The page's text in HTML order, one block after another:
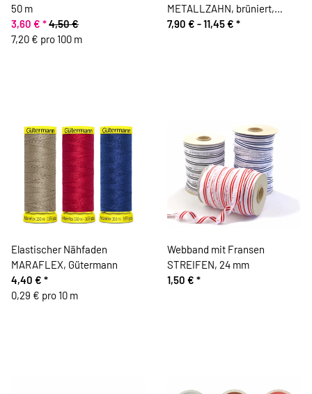
50 m
3,60 € *4,50 €
7,20 € pro 100 m
METALLZAHN, brüniert,
teilbar
7,90 € -11,45 € *
Elastischer Nähfaden
MARAFLEX, Gütermann
4,40 € *
0,29 € pro 10 m
Webband mit Fransen
STREIFEN, 24 mm
1,50 € *